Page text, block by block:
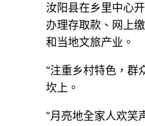
汝阳县在乡里中心
办理存取款、网上
和当地文旅产业。
“注重乡村特色，群
坎上。
“月亮地全家人欢笑